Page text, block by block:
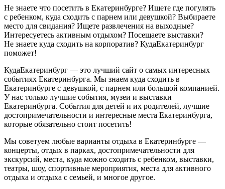
Не знаете что посетить в Екатеринбурге? Ищете где погулять
с ребенком, куда сходить с парнем или девушкой? Выбираете
место для свидания? Ищете развлечения на выходные?
Интересуетесь активным отдыхом? Посещаете выставки?
Не знаете куда сходить на корпоратив? КудаЕкатеринбург
поможет!
КудаЕкатеринбург — это лучший сайт о самых интересных
событиях Екатеринбурга. Мы знаем куда сходить в
Екатеринбурге с девушкой, с парнем или большой компанией.
У нас только лучшие события, музеи и выставки
Екатеринбурга. События для детей и их родителей, лучшие
достопримечательности и интересные места Екатеринбурга,
которые обязательно стоит посетить!
Мы советуем любые варианты отдыха в Екатеринбурге —
концерты, отдых в парках, достопримечательности для
экскурсий, места, куда можно сходить с ребенком, выставки,
театры, шоу, спортивные мероприятия, места для активного
отдыха и отдыха с семьей, и многое другое.